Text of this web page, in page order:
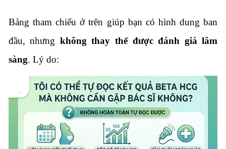
Bảng tham chiếu ở trên giúp bạn có hình dung ban
đầu, nhưng không thay thế được đánh giá lâm
sàng. Lý do: